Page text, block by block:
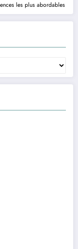
les plus abordables